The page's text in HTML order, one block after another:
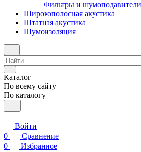
Фильтры и шумоподавители
Широкополосная акустика
Штатная акустика
Шумоизоляция
Каталог
По всему сайту
По каталогу
Войти
0
Сравнение
0
Избранное